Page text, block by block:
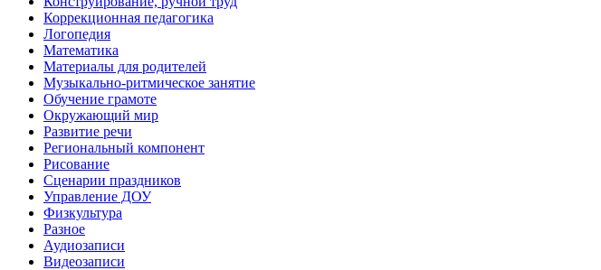
Коррекционная педагогика
Логопедия
Математика
Материалы для родителей
Музыкально-ритмическое занятие
Обучение грамоте
Окружающий мир
Развитие речи
Региональный компонент
Рисование
Сценарии праздников
Управление ДОУ
Физкультура
Разное
Аудиозаписи
Видеозаписи